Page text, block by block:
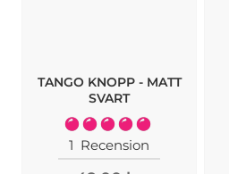
TANGO KNOPP - MATT
SVART
Rating:
100%
1 Recension